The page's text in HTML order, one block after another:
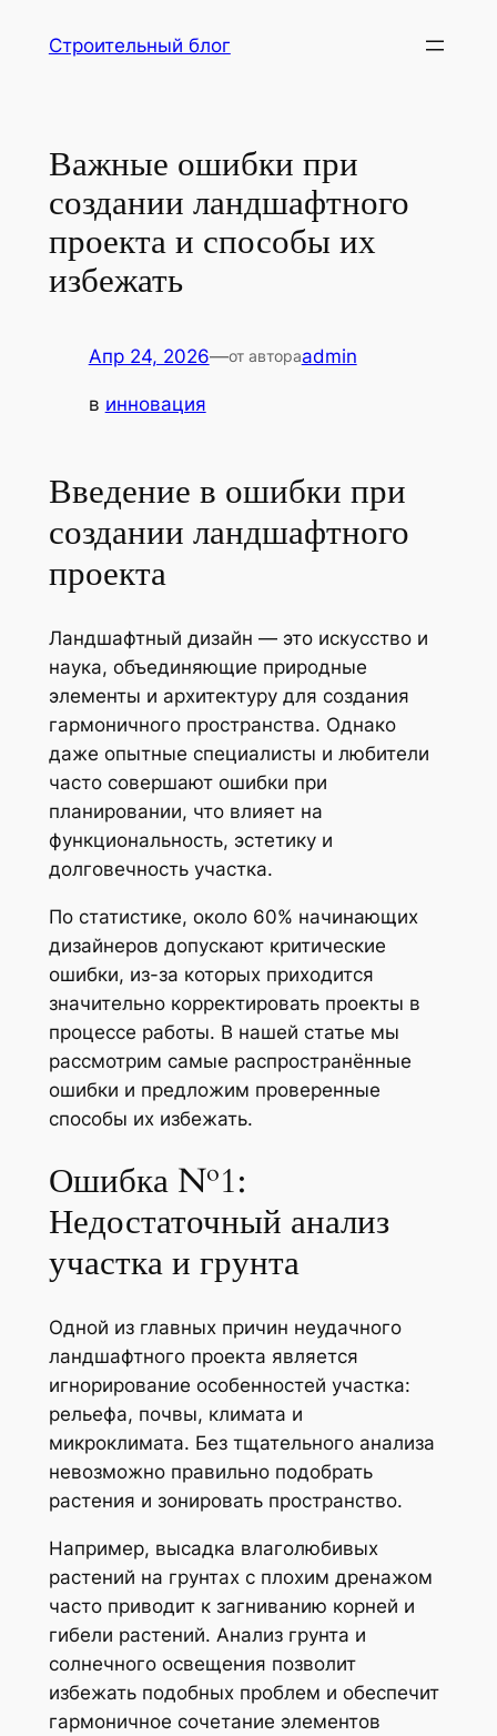
Строительный блог
Важные ошибки при
создании ландшафтного
проекта и способы их
избежать
Апр 24, 2026—от автораadmin
в инновация
Введение в ошибки при
создании ландшафтного
проекта
Ландшафтный дизайн — это искусство и
наука, объединяющие природные
элементы и архитектуру для создания
гармоничного пространства. Однако
даже опытные специалисты и любители
часто совершают ошибки при
планировании, что влияет на
функциональность, эстетику и
долговечность участка.
По статистике, около 60% начинающих
дизайнеров допускают критические
ошибки, из-за которых приходится
значительно корректировать проекты в
процессе работы. В нашей статье мы
рассмотрим самые распространённые
ошибки и предложим проверенные
способы их избежать.
Ошибка №1:
Недостаточный анализ
участка и грунта
Одной из главных причин неудачного
ландшафтного проекта является
игнорирование особенностей участка:
рельефа, почвы, климата и
микроклимата. Без тщательного анализа
невозможно правильно подобрать
растения и зонировать пространство.
Например, высадка влаголюбивых
растений на грунтах с плохим дренажом
часто приводит к загниванию корней и
гибели растений. Анализ грунта и
солнечного освещения позволит
избежать подобных проблем и обеспечит
гармоничное сочетание элементов